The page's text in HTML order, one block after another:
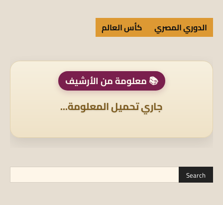
الدوري المصري كأس العالم
📚 معلومة من الأرشيف
جاري تحميل المعلومة...